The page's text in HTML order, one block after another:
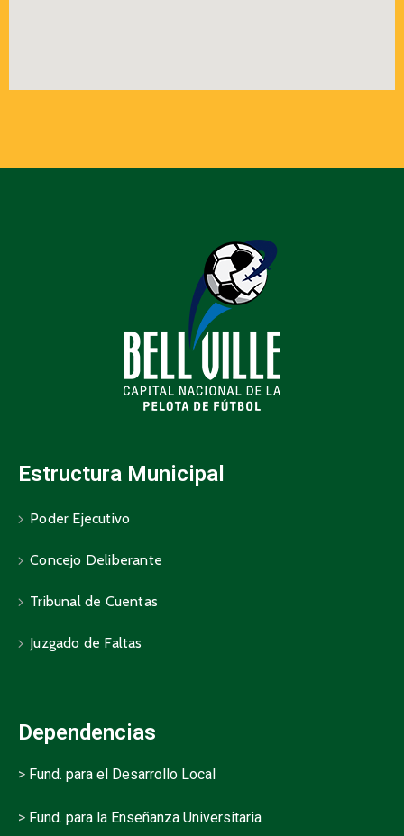
Estructura Municipal
Poder Ejecutivo
Concejo Deliberante
Tribunal de Cuentas
Juzgado de Faltas
Dependencias
> Fund. para el Desarrollo Local
> Fund. para la Enseñanza Universitaria